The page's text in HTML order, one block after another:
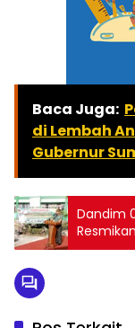
Baca Juga:
di Lembah
Gubernur
Dandim
AD Hadir